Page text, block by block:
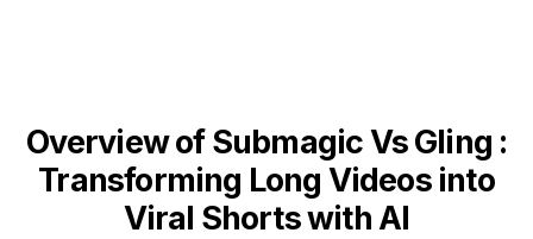
Overview of Submagic Vs Gling :
Transforming Long Videos into
Viral Shorts with AI